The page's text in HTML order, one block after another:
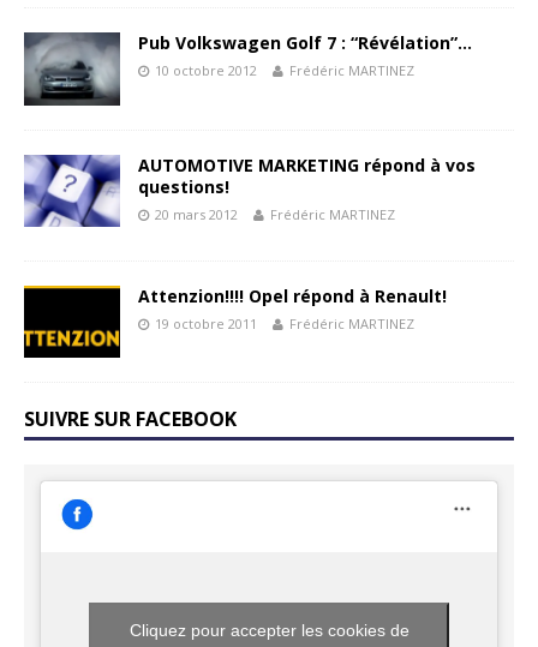
Pub Volkswagen Golf 7 : “Révélation”…
10 octobre 2012 Frédéric MARTINEZ
AUTOMOTIVE MARKETING répond à vos
questions!
20 mars 2012 Frédéric MARTINEZ
Attenzion!!!! Opel répond à Renault!
19 octobre 2011 Frédéric MARTINEZ
SUIVRE SUR FACEBOOK
Cliquez pour accepter les cookies de